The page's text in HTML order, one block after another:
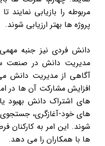
مربوطه را بازیابی نمایند
پروژه ها بهتر ارزیابی شوند.
دانش فردی نیز جنبه
مدیریت دانش در صنعت
آگاهی از مدیریت دانش
افزایش مشارکت آن ها در
های اشتراک دانش بهبود
های خود-آغازگری،
شوند. این امر به کارکنان
ها با همکاران را می دهد.